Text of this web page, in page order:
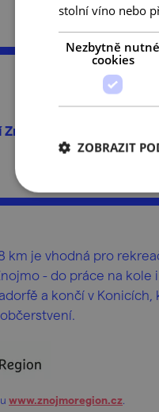
km je vhodná pro
- do práce na kole
a končí v
www.znojmoregion.cz
stolní víno nebo
Nezbytně nutné
cookies
ZOBRAZIT